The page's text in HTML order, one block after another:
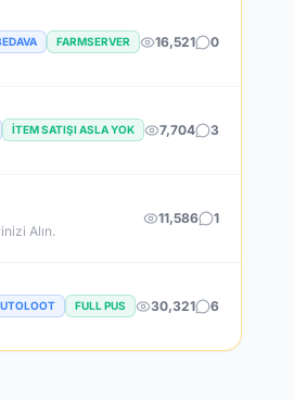
FARMSERVER 16,521 0
İTEM SATIŞI ASLA YOK 7,704 3
Alın.
11,586 1
FULL PUS 30,321 6